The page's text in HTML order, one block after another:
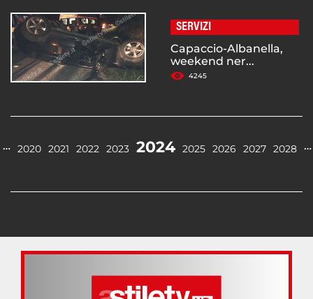
SERVIZI
Capaccio-Albanella,
weekend ner...
4245
… 2020 2021 2022 2023 2024 2025 2026 2027 2028 …